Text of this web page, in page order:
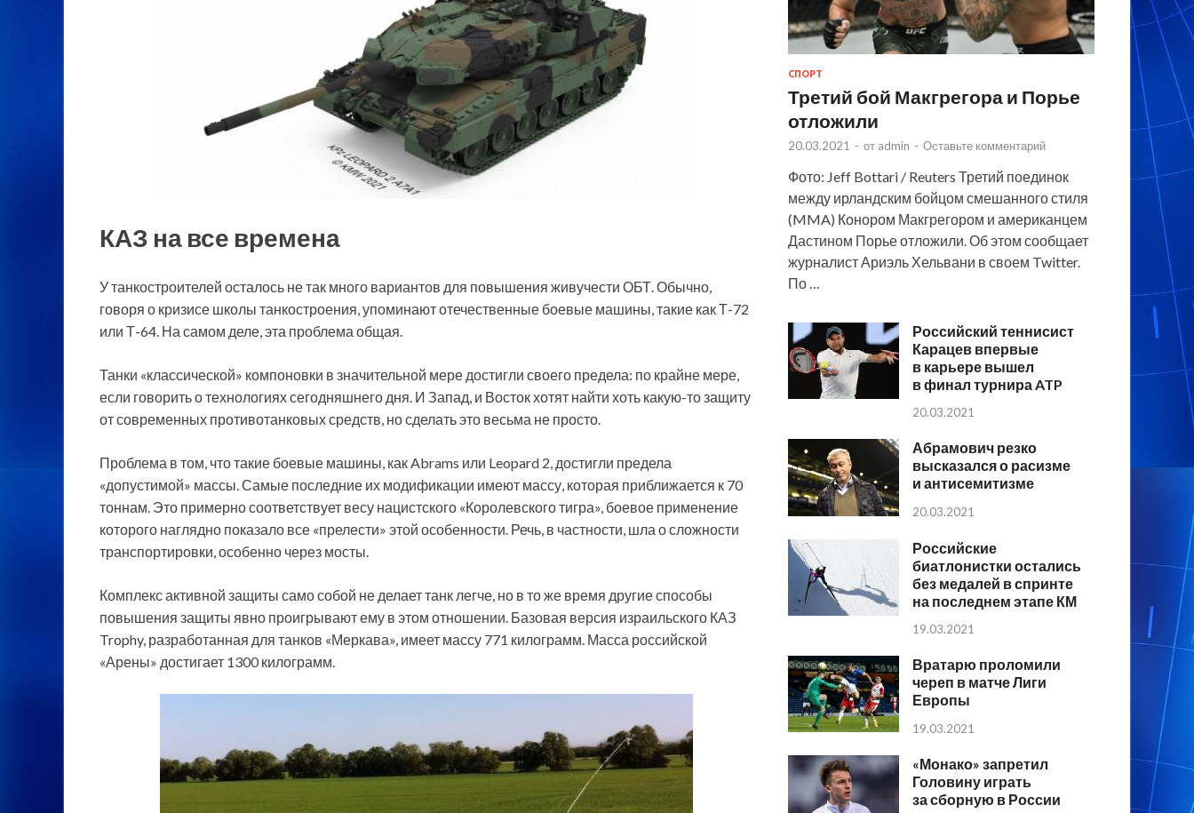
КАЗ на все времена
У танкостроителей осталось не так много вариантов для повышения живучести ОБТ. Обычно,
говоря о кризисе школы танкостроения, упоминают отечественные боевые машины, такие как Т-72
или Т-64. На самом деле, эта проблема общая.
Танки «классической» компоновки в значительной мере достигли своего предела: по крайне мере,
если говорить о технологиях сегодняшнего дня. И Запад, и Восток хотят найти хоть какую-то защиту
от современных противотанковых средств, но сделать это весьма не просто.
Проблема в том, что такие боевые машины, как Abrams или Leopard 2, достигли предела
«допустимой» массы. Самые последние их модификации имеют массу, которая приближается к 70
тоннам. Это примерно соответствует весу нацистского «Королевского тигра», боевое применение
которого наглядно показало все «прелести» этой особенности. Речь, в частности, шла о сложности
транспортировки, особенно через мосты.
Комплекс активной защиты само собой не делает танк легче, но в то же время другие способы
повышения защиты явно проигрывают ему в этом отношении. Базовая версия израильского КАЗ
Trophy, разработанная для танков «Меркава», имеет массу 771 килограмм. Масса российской
«Арены» достигает 1300 килограмм.
СПОРТ
Третий бой Макгрегора и Порье
отложили
20.03.2021 - от admin - Оставьте комментарий
Фото: Jeff Bottari / Reuters Третий поединок
между ирландским бойцом смешанного стиля
(MMA) Конором Макгрегором и американцем
Дастином Порье отложили. Об этом сообщает
журналист Ариэль Хельвани в своем Twitter.
По …
Российский теннисист
Карацев впервые
в карьере вышел
в финал турнира ATP
20.03.2021
Абрамович резко
высказался о расизме
и антисемитизме
20.03.2021
Российские
биатлонистки остались
без медалей в спринте
на последнем этапе КМ
19.03.2021
Вратарю проломили
череп в матче Лиги
Европы
19.03.2021
«Монако» запретил
Головину играть
за сборную в России